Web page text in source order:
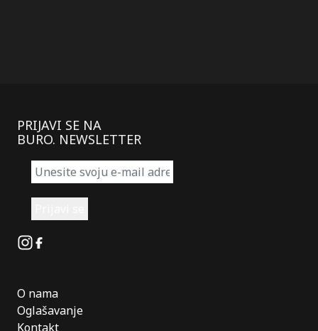
PRIJAVI SE NA
BURO. NEWSLETTER
Instagram
Facebook
O nama
Oglašavanje
Kontakt